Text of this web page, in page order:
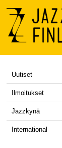
Menu
Uutiset
Ilmoitukset
Jazzkynä
International